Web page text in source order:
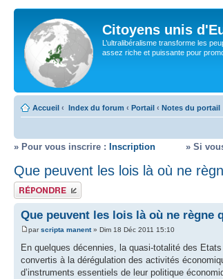
Citoyens unis
L’ultralibéralisme transforme les
assez riche et puissante pour
Accueil ‹ Index du forum ‹ Portail ‹ Notes du portail
» Pour vous inscrire : Inscription » Si vous
Que peuvent les lois là où ne
Répondre
Que peuvent les lois là où ne règne
parscripta manent» Dim 18 Déc 2011 15:10
En quelques décennies, la quasi-totalité des
convertis à la dérégulation des activités
d’instruments essentiels de leur politique